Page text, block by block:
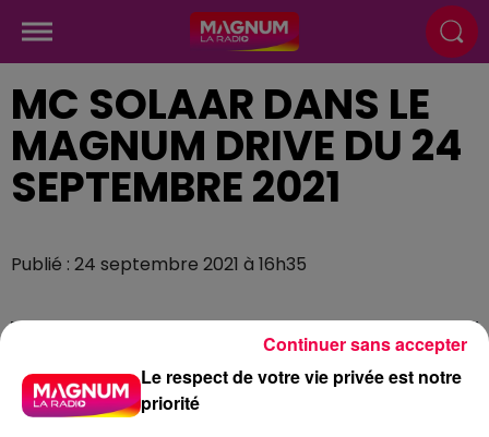
MC SOLAAR DANS LE
MAGNUM DRIVE DU 24
SEPTEMBRE 2021
Publié : 24 septembre 2021 à 16h35
Le respect de votre vie privée est notre
priorité
Continuer sans accepter